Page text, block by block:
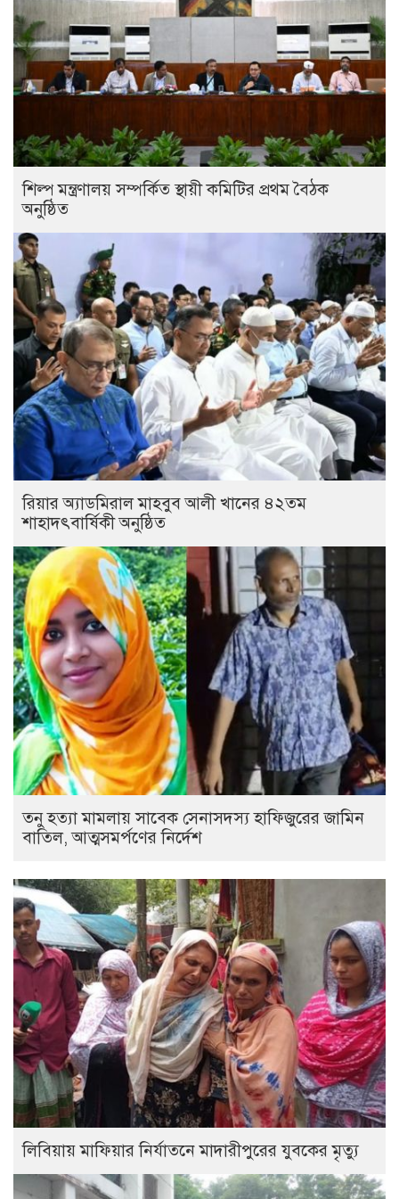
শিল্প মন্ত্রণালয় সম্পর্কিত স্থায়ী কমিটির প্রথম বৈঠক
অনুষ্ঠিত
রিয়ার অ্যাডমিরাল মাহবুব আলী খানের ৪২তম
শাহাদৎবার্ষিকী অনুষ্ঠিত
তনু হত্যা মামলায় সাবেক সেনাসদস্য হাফিজুরের জামিন
বাতিল, আত্মসমর্পণের নির্দেশ
লিবিয়ায় মাফিয়ার নির্যাতনে মাদারীপুরের যুবকের মৃত্যু